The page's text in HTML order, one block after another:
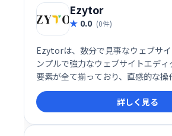
Ezytor
0.0 (0件)
Ezytorは、数分で見事なウェブサ
ンプルで強力なウェブサイトエデ
要素が全て揃っており、直感的な操
サイトを構築できます。初心者で
サイト作成が可能になります。今す
たの理想のウェブサイトを手に入
詳しく見る